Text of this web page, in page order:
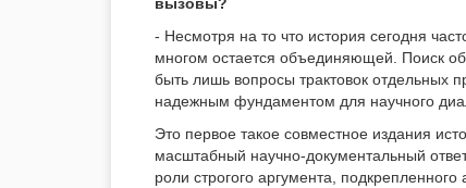
вызовы?
- Несмотря на то что история сегодня
многом остается объединяющей. Поиск
быть лишь вопросы трактовок отдельных
надежным фундаментом для научного
Это первое такое совместное издания
масштабный научно-документальный
роли строгого аргумента,